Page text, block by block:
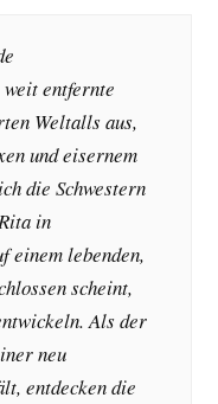
entfernte
Weltalls aus,
und eisernem
die Schwestern
in
einem lebenden,
scheint,
Als der
neu
entdecken die